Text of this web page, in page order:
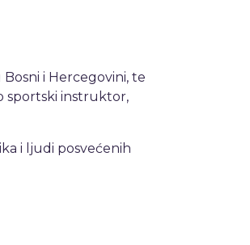
i Hercegovini, te
sportski instruktor,
i ljudi posvećenih